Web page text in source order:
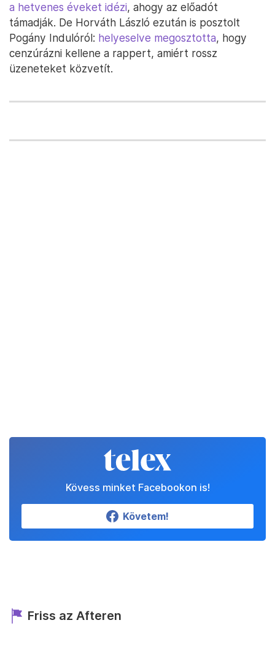
a hetvenes éveket idézi, ahogy az előadót
támadják. De Horváth László ezután is posztolt
Pogány Indulóról: helyeselve megosztotta, hogy
cenzúrázni kellene a rappert, amiért rossz
üzeneteket közvetít.
Kövess minket Facebookon is!
Követem!
Friss az Afteren